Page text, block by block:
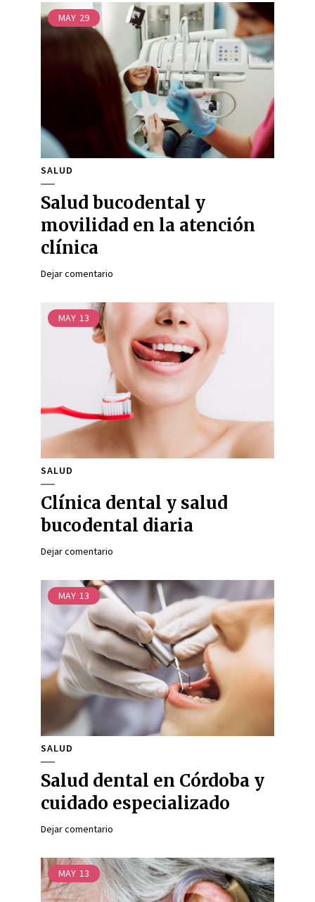
MAY 29
SALUD
Salud bucodental y
movilidad en la atención
clínica
Dejar comentario
MAY 13
SALUD
Clínica dental y salud
bucodental diaria
Dejar comentario
MAY 13
SALUD
Salud dental en Córdoba y
cuidado especializado
Dejar comentario
MAY 13